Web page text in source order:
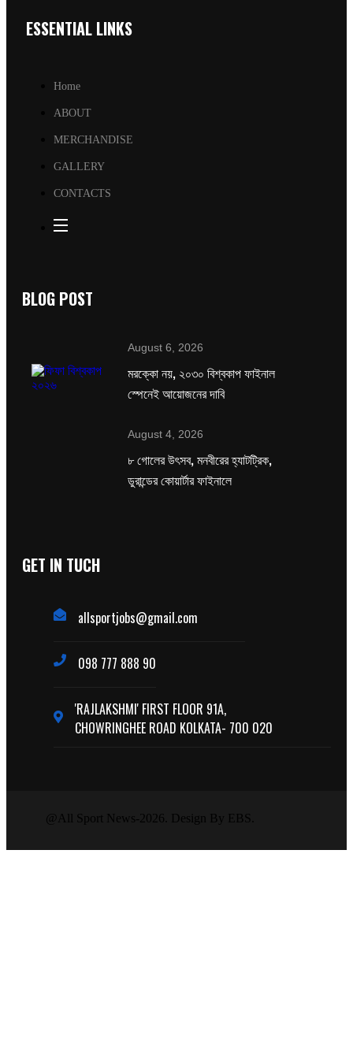
ESSENTIAL LINKS
Home
ABOUT
MERCHANDISE
GALLERY
CONTACTS
BLOG POST
August 6, 2026
মরক্কো নয়, ২০৩০ বিশ্বকাপ ফাইনাল
স্পেনেই আয়োজনের দাবি
August 4, 2026
৮ গোলের উৎসব, মনবীরের হ্যাটট্রিক,
ডুরান্ডের কোয়ার্টার ফাইনালে
GET IN TUCH
allsportjobs@gmail.com
098 777 888 90
'RAJLAKSHMI' FIRST FLOOR 91A,
CHOWRINGHEE ROAD KOLKATA- 700 020
@All Sport News-2026. Design By EBS.